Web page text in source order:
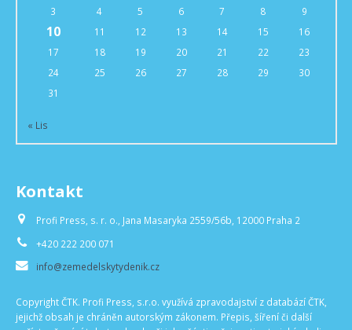
3
4 5 6 7 8 9
10 11 12 13 14 15
16
17
18 19 20 21 22
23
24
25 26 27 28 29
30
31
« Lis
Kontakt
Profi Press, s. r. o., Jana Masaryka 2559/56b, 12000 Praha 2
+420 222 200 071
info@zemedelskytydenik.cz
Copyright ČTK. Profi Press, s.r.o. využívá zpravodajství z databází ČTK,
jejichž obsah je chráněn autorským zákonem. Přepis, šíření či další